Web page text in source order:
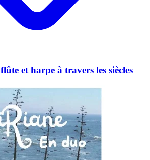
et harpe à travers les siècles